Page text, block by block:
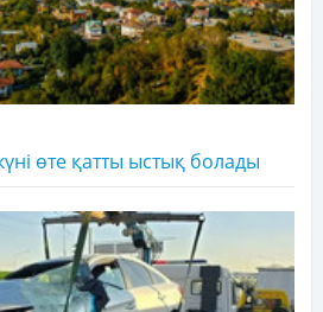
өте қатты ыстық болады